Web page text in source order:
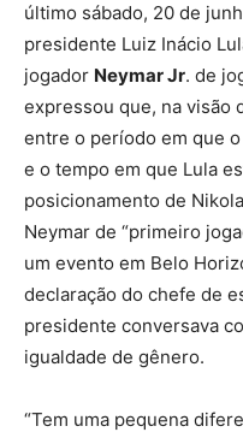
último sábado, 20 de
presidente Luiz Inácio
jogador Neymar Jr. de
expressou que, na visão
entre o período em que
e o tempo em que Lula
posicionamento de
Neymar de “primeiro
um evento em Belo
declaração do chefe de
presidente conversava
igualdade de gênero.
“Tem uma pequena